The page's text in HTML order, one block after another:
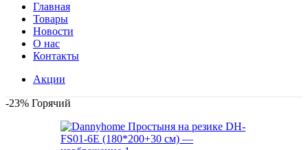
Главная
Товары
Новости
О нас
Контакты
Акции
-23% Горячий